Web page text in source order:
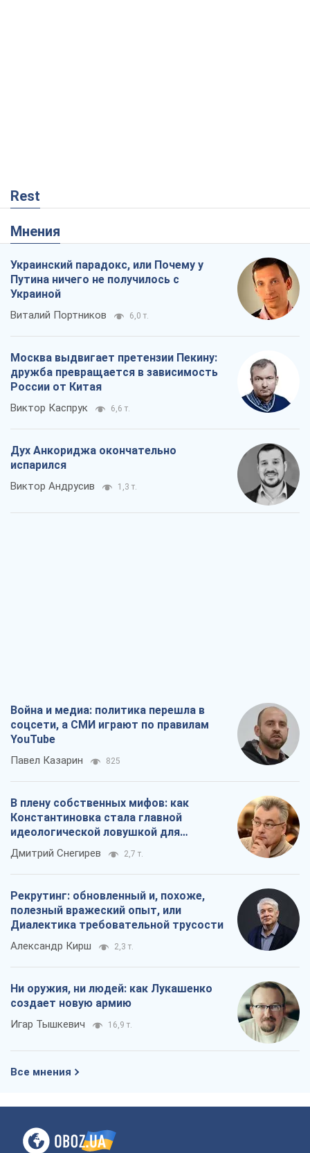
Rest
Мнения
Украинский парадокс, или Почему у
Путина ничего не получилось с
Украиной
Виталий Портников 6,0 т.
Москва выдвигает претензии Пекину:
дружба превращается в зависимость
России от Китая
Виктор Каспрук 6,6 т.
Дух Анкориджа окончательно
испарился
Виктор Андрусив 1,3 т.
Война и медиа: политика перешла в
соцсети, а СМИ играют по правилам
YouTube
Павел Казарин 825
В плену собственных мифов: как
Константиновка стала главной
идеологической ловушкой для
российских оккупантов
Дмитрий Снегирев 2,7 т.
Рекрутинг: обновленный и, похоже,
полезный вражеский опыт, или
Диалектика требовательной трусости
Александр Кирш 2,3 т.
Ни оружия, ни людей: как Лукашенко
создает новую армию
Игар Тышкевич 16,9 т.
Все мнения